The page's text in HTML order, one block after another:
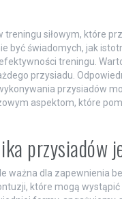
siłowym, które
być świadomych, jak
treningu.
przysiadu.
przysiadów
aspektom, które
przysiadów
ważna dla zapewnienia
które mogą